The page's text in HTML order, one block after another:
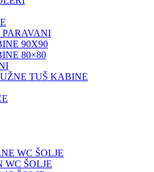
90X90
80×80
TUŠ KABINE
WC ŠOLJE
WC ŠOLJE